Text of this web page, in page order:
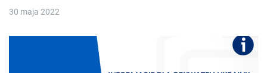
30 maja 2022